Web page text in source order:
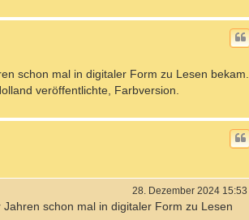
schon mal in digitaler Form zu Lesen bekam.
veröffentlichte, Farbversion.
28. Dezember 2024 15:53
schon mal in digitaler Form zu Lesen